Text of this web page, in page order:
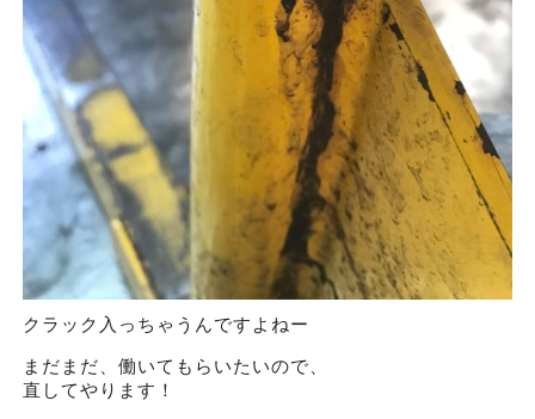
クラック入っちゃうんですよねー
まだまだ、働いてもらいたいので、
直してやります！